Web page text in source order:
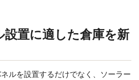
設置に適した倉庫を新
ルを設置するだけでなく、ソーラー